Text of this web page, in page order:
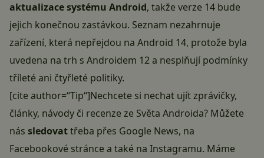
aktualizace systému Android, takže verze 14 bude
jejich konečnou zastávkou. Seznam nezahrnuje
zařízení, která nepřejdou na Android 14, protože byla
uvedena na trh s Androidem 12 a nesplňují podmínky
tříleté ani čtyřleté politiky.
[cite author=“Tip“]Nechcete si nechat ujít zprávičky,
články, návody či recenze ze Světa Androida? Můžete
nás sledovattřeba přes Google News, na
Facebookové stráncea také na Instagramu. Máme